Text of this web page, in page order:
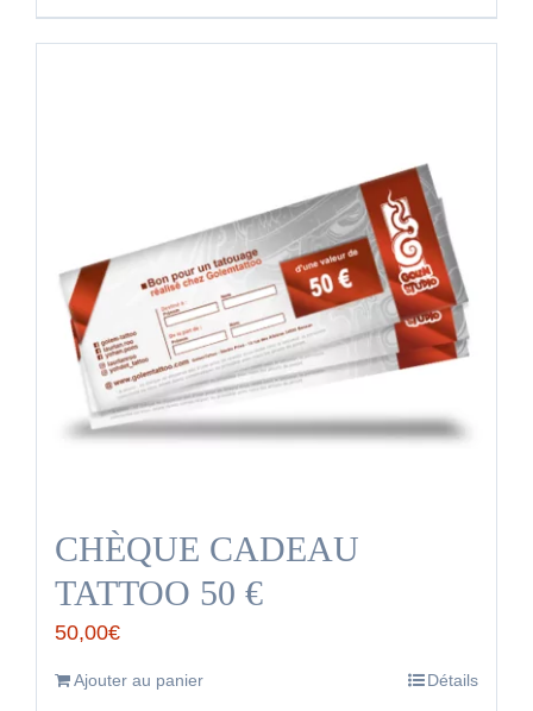
CHÈQUE CADEAU
TATTOO 50 €
50,00€
Ajouter au panier Détails